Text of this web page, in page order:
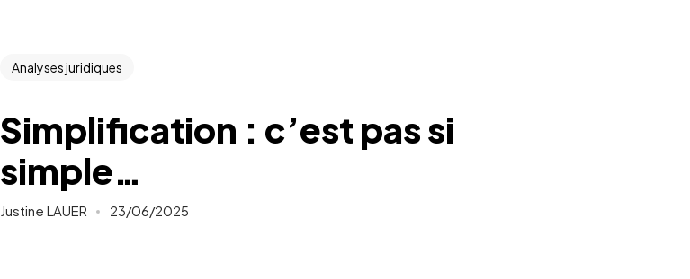
Analyses juridiques
Simplification : c’est pas si
simple…
Justine LAUER 23/06/2025